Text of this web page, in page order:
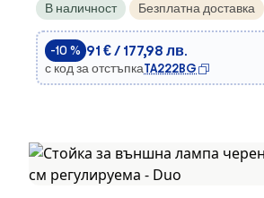
LED/13W/230V IP54 ант.
В наличност
Безплатна доставка
-10 % 91 € / 177,98 лв.
с код за отстъпкаTA222BG